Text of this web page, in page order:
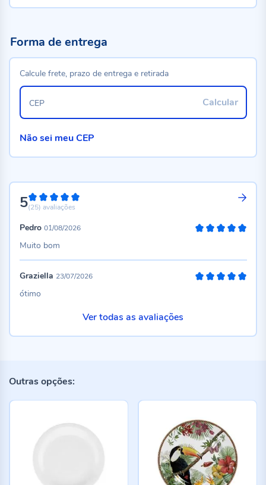
5100%
(25) avaliações
Pedro 01/08/2026
Muito bom
Graziella 23/07/2026
ótimo
Ver todas as avaliações
Forma de entrega
Calcule frete, prazo de entrega e retirada
Calcular
CEP
Não sei meu CEP
Outras opções: